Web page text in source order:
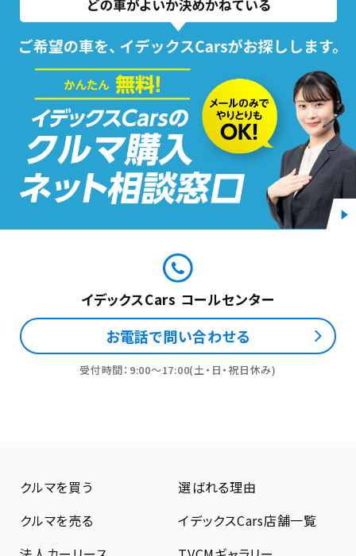
イデックスCars コールセンター
お電話で問い合わせる
受付時間：9:00〜17:00(土・日・祝日休み)
クルマを買う
クルマを売る
選ばれる理由
イデックスCars店舗一覧